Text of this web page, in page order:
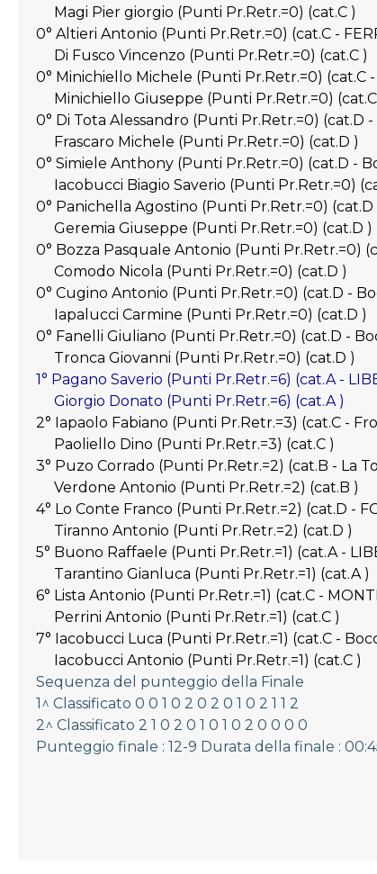
Magi Pier giorgio (Punti Pr.Retr.=0) (cat.C )
0° Altieri Antonio (Punti Pr.Retr.=0) (cat.C -
Di Fusco Vincenzo (Punti Pr.Retr.=0) (cat.C )
0° Minichiello Michele (Punti Pr.Retr.=0) (cat.C -
Minichiello Giuseppe (Punti Pr.Retr.=0)
0° Di Tota Alessandro (Punti Pr.Retr.=0) (cat.D
Frascaro Michele (Punti Pr.Retr.=0) (cat.D )
0° Simiele Anthony (Punti Pr.Retr.=0) (cat.D -
Iacobucci Biagio Saverio (Punti Pr.Retr.=0)
0° Panichella Agostino (Punti Pr.Retr.=0) (cat.D
Geremia Giuseppe (Punti Pr.Retr.=0) (cat.D )
0° Bozza Pasquale Antonio (Punti Pr.Retr.=0)
Comodo Nicola (Punti Pr.Retr.=0) (cat.D )
0° Cugino Antonio (Punti Pr.Retr.=0) (cat.D -
Iapalucci Carmine (Punti Pr.Retr.=0) (cat.D )
0° Fanelli Giuliano (Punti Pr.Retr.=0) (cat.D -
Tronca Giovanni (Punti Pr.Retr.=0) (cat.D )
1° Pagano Saverio (Punti Pr.Retr.=6) (cat.A -
Giorgio Donato (Punti Pr.Retr.=6) (cat.A )
2° Iapaolo Fabiano (Punti Pr.Retr.=3) (cat.C -
Paoliello Dino (Punti Pr.Retr.=3) (cat.C )
3° Puzo Corrado (Punti Pr.Retr.=2) (cat.B - La
Verdone Antonio (Punti Pr.Retr.=2) (cat.B )
4° Lo Conte Franco (Punti Pr.Retr.=2) (cat.D -
Tiranno Antonio (Punti Pr.Retr.=2) (cat.D )
5° Buono Raffaele (Punti Pr.Retr.=1) (cat.A -
Tarantino Gianluca (Punti Pr.Retr.=1) (cat.A )
6° Lista Antonio (Punti Pr.Retr.=1) (cat.C -
Perrini Antonio (Punti Pr.Retr.=1) (cat.C )
7° Iacobucci Luca (Punti Pr.Retr.=1) (cat.C -
Iacobucci Antonio (Punti Pr.Retr.=1) (cat.C )
Sequenza del punteggio della Finale
1^ Classificato 0 0 1 0 2 0 2 0 1 0 2 1 1 2
2^ Classificato 2 1 0 2 0 1 0 1 0 2 0 0 0 0
Punteggio finale : 12-9 Durata della finale :